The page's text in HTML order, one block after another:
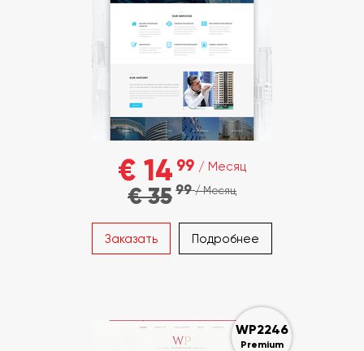
€ 14 99 / Месяц
€ 3599/ Месяц
Заказать Подробнее
WP2246
Premium